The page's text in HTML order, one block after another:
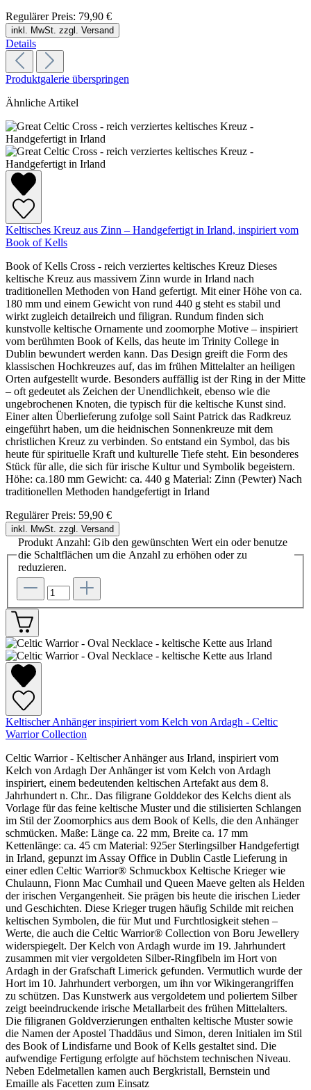
Regulärer Preis: 79,90 €
inkl. MwSt. zzgl. Versand
Details
Produktgalerie überspringen
Ähnliche Artikel
Keltisches Kreuz aus Zinn – Handgefertigt in Irland, inspiriert vom
Book of Kells
Book of Kells Cross - reich verziertes keltisches Kreuz Dieses
keltische Kreuz aus massivem Zinn wurde in Irland nach
traditionellen Methoden von Hand gefertigt. Mit einer Höhe von ca.
180 mm und einem Gewicht von rund 440 g steht es stabil und
wirkt zugleich detailreich und filigran. Rundum finden sich
kunstvolle keltische Ornamente und zoomorphe Motive – inspiriert
vom berühmten Book of Kells, das heute im Trinity College in
Dublin bewundert werden kann. Das Design greift die Form des
klassischen Hochkreuzes auf, das im frühen Mittelalter an heiligen
Orten aufgestellt wurde. Besonders auffällig ist der Ring in der Mitte
– oft gedeutet als Zeichen der Unendlichkeit, ebenso wie die
ungebrochenen Knoten, die typisch für die keltische Kunst sind.
Einer alten Überlieferung zufolge soll Saint Patrick das Radkreuz
eingeführt haben, um die heidnischen Sonnenkreuze mit dem
christlichen Kreuz zu verbinden. So entstand ein Symbol, das bis
heute für spirituelle Kraft und kulturelle Tiefe steht. Ein besonderes
Stück für alle, die sich für irische Kultur und Symbolik begeistern.
Höhe: ca.180 mm Gewicht: ca. 440 g Material: Zinn (Pewter) Nach
traditionellen Methoden handgefertigt in Irland
Regulärer Preis: 59,90 €
inkl. MwSt. zzgl. Versand
Produkt Anzahl: Gib den gewünschten Wert ein oder benutze
die Schaltflächen um die Anzahl zu erhöhen oder zu
reduzieren.
Keltischer Anhänger inspiriert vom Kelch von Ardagh - Celtic
Warrior Collection
Celtic Warrior - Keltischer Anhänger aus Irland, inspiriert vom
Kelch von Ardagh Der Anhänger ist vom Kelch von Ardagh
inspiriert, einem bedeutenden keltischen Artefakt aus dem 8.
Jahrhundert n. Chr.. Das filigrane Golddekor des Kelchs dient als
Vorlage für das feine keltische Muster und die stilisierten Schlangen
im Stil der Zoomorphics aus dem Book of Kells, die den Anhänger
schmücken. Maße: Länge ca. 22 mm, Breite ca. 17 mm
Kettenlänge: ca. 45 cm Material: 925er Sterlingsilber Handgefertigt
in Irland, gepunzt im Assay Office in Dublin Castle Lieferung in
einer edlen Celtic Warrior® Schmuckbox Keltische Krieger wie
Chulaunn, Fionn Mac Cumhail und Queen Maeve gelten als Helden
der irischen Vergangenheit. Sie prägen bis heute die irischen Lieder
und Geschichten. Diese Krieger trugen häufig Schilde mit reichen
keltischen Symbolen, die für Mut und Furchtlosigkeit stehen –
Werte, die auch die Celtic Warrior® Collection von Boru Jewellery
widerspiegelt. Der Kelch von Ardagh wurde im 19. Jahrhundert
zusammen mit vier vergoldeten Silber-Ringfibeln im Hort von
Ardagh in der Grafschaft Limerick gefunden. Vermutlich wurde der
Hort im 10. Jahrhundert verborgen, um ihn vor Wikingerangriffen
zu schützen. Das Kunstwerk aus vergoldetem und poliertem Silber
zeigt beeindruckende irische Metallarbeit des frühen Mittelalters.
Die filigranen Goldverzierungen enthalten keltische Muster sowie
die Namen der Apostel Thaddäus und Simon, deren Initialen im Stil
des Book of Lindisfarne und Book of Kells gestaltet sind. Die
aufwendige Fertigung erfolgte auf höchstem technischen Niveau.
Neben Edelmetallen kamen auch Bergkristall, Bernstein und
Emaille als Facetten zum Einsatz